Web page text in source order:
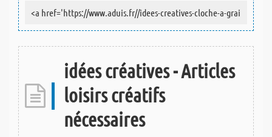
idées créatives - Articles
loisirs créatifs
nécessaires